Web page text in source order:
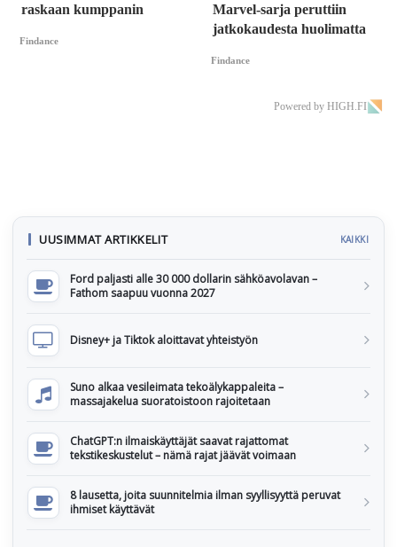
raskaan kumppanin
Findance
Marvel-sarja peruttiin
jatkokaudesta huolimatta
Findance
Powered by HIGH.FI
UUSIMMAT ARTIKKELIT KAIKKI
Ford paljasti alle 30 000 dollarin sähköavolavan –
Fathom saapuu vuonna 2027
Disney+ ja Tiktok aloittavat yhteistyön
Suno alkaa vesileimata tekoälykappaleita –
massajakelua suoratoistoon rajoitetaan
ChatGPT:n ilmaiskäyttäjät saavat rajattomat
tekstikeskustelut – nämä rajat jäävät voimaan
8 lausetta, joita suunnitelmia ilman syyllisyyttä peruvat
ihmiset käyttävät